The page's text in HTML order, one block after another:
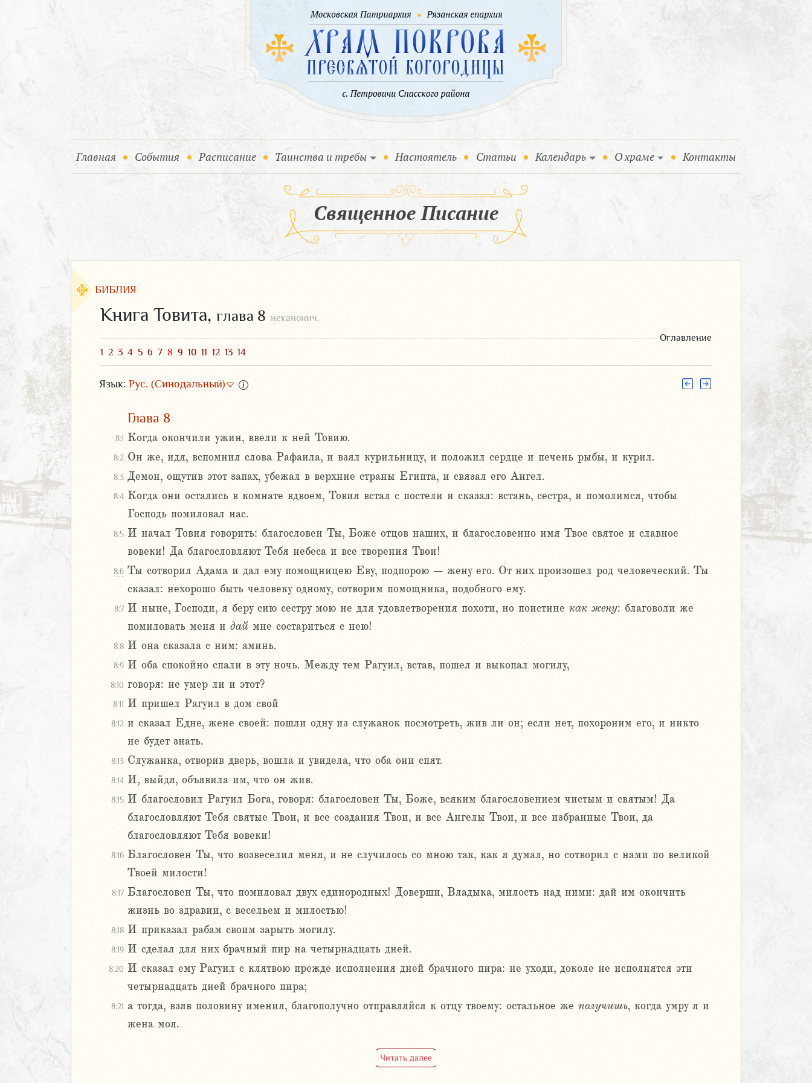
Главная (current)
События (current)
Расписание Таинства и требы Настоятель Статьи Календарь О храме Контакты
Священное Писание
БИБЛИЯ
Книга Товита, глава 8 неканонич.
Оглавление
1 2 3 4 5 6 7 8 9 10 11 12 13 14
Язык: Рус. (Синодальный)
Глава 8
8:1 Когда окончили ужин, ввели к ней Товию.
8:2 Он же, идя, вспомнил слова Рафаила, и взял курильницу, и положил сердце и печень рыбы, и курил.
8:3 Демон, ощутив этот запах, убежал в верхние страны Египта, и связал его Ангел.
8:4 Когда они остались в комнате вдвоем, Товия встал с постели и сказал: встань, сестра, и помолимся, чтобы
Господь помиловал нас.
8:5 И начал Товия говорить: благословен Ты, Боже отцов наших, и благословенно имя Твое святое и славное
вовеки! Да благословляют Тебя небеса и все творения Твои!
8:6 Ты сотворил Адама и дал ему помощницею Еву, подпорою – жену его. От них произошел род человеческий. Ты
сказал: нехорошо быть человеку одному, сотворим помощника, подобного ему.
8:7 И ныне, Господи, я беру сию сестру мою не для удовлетворения похоти, но поистине как жену: благоволи же
помиловать меня и дай мне состариться с нею!
8:8 И она сказала с ним: аминь.
8:9 И оба спокойно спали в эту ночь. Между тем Рагуил, встав, пошел и выкопал могилу,
8:10 говоря: не умер ли и этот?
8:11 И пришел Рагуил в дом свой
8:12 и сказал Едне, жене своей: пошли одну из служанок посмотреть, жив ли он; если нет, похороним его, и никто
не будет знать.
8:13 Служанка, отворив дверь, вошла и увидела, что оба они спят.
8:14 И, выйдя, объявила им, что он жив.
8:15 И благословил Рагуил Бога, говоря: благословен Ты, Боже, всяким благословением чистым и святым! Да
благословляют Тебя святые Твои, и все создания Твои, и все Ангелы Твои, и все избранные Твои, да
благословляют Тебя вовеки!
8:16 Благословен Ты, что возвеселил меня, и не случилось со мною так, как я думал, но сотворил с нами по великой
Твоей милости!
8:17 Благословен Ты, что помиловал двух единородных! Доверши, Владыка, милость над ними: дай им окончить
жизнь во здравии, с весельем и милостью!
8:18 И приказал рабам своим зарыть могилу.
8:19 И сделал для них брачный пир на четырнадцать дней.
8:20 И сказал ему Рагуил с клятвою прежде исполнения дней брачного пира: не уходи, доколе не исполнятся эти
четырнадцать дней брачного пира;
8:21 а тогда, взяв половину имения, благополучно отправляйся к отцу твоему: остальное же получишь, когда умру я и
жена моя.
Читать далее